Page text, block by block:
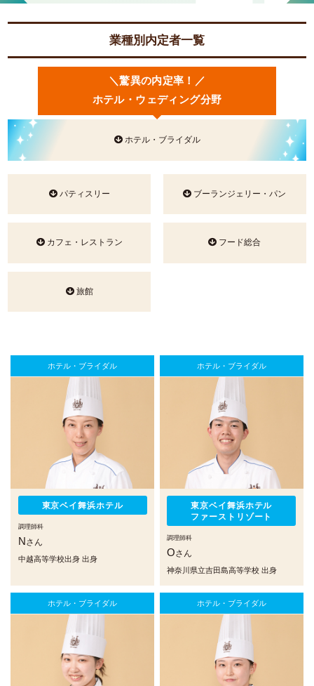
業種別内定者一覧
＼驚異の内定率！／
ホテル・ウェディング分野
ホテル・ブライダル
パティスリー ブーランジェリー・パン
カフェ・レストラン フード総合
旅館
ホテル・ブライダル
東京ベイ舞浜ホテル
調理師科
N さん
中越高等学校出身 出身
ホテル・ブライダル
東京ベイ舞浜ホテル
ファーストリゾート
調理師科
Oさん
神奈川県立吉田島高等学校 出身
ホテル・ブライダル ホテル・ブライダル